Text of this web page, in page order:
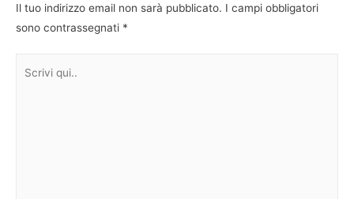
Il tuo indirizzo email non sarà pubblicato. I campi obbligatori
sono contrassegnati *